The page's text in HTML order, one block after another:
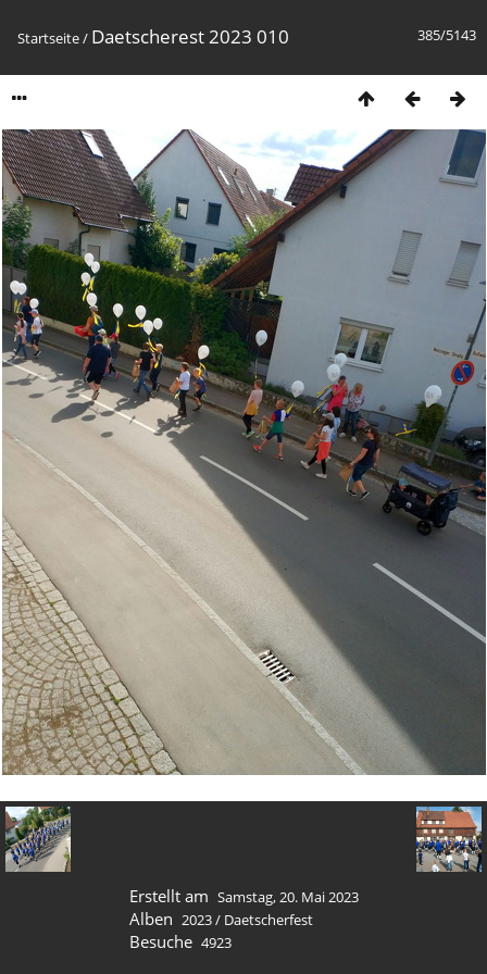
385/5143
Startseite/ Daetscherest 2023 010
Erstellt am Samstag, 20. Mai 2023
Alben 2023/ Daetscherfest
Besuche 4923